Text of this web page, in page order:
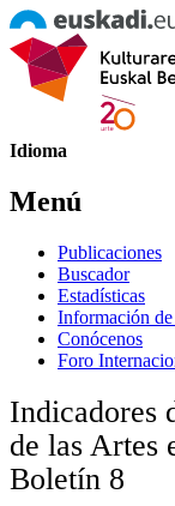
Idioma
Menú
Publicaciones
Buscador
Estadísticas
Información de
Conócenos
Foro
Indicadores
de las Artes
Boletín 8